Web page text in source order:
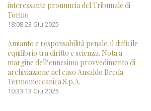
interessante pronuncia del Tribunale di
Torino
18:08 23 Giu 2025
Amianto e responsabilità penale: il difficile
equilibrio tra diritto e scienza. Nota a
margine dell’ennesimo provvedimento di
archiviazione nel caso Ansaldo Breda
Termomeccanica S.p.A.
10:33 13 Giu 2025